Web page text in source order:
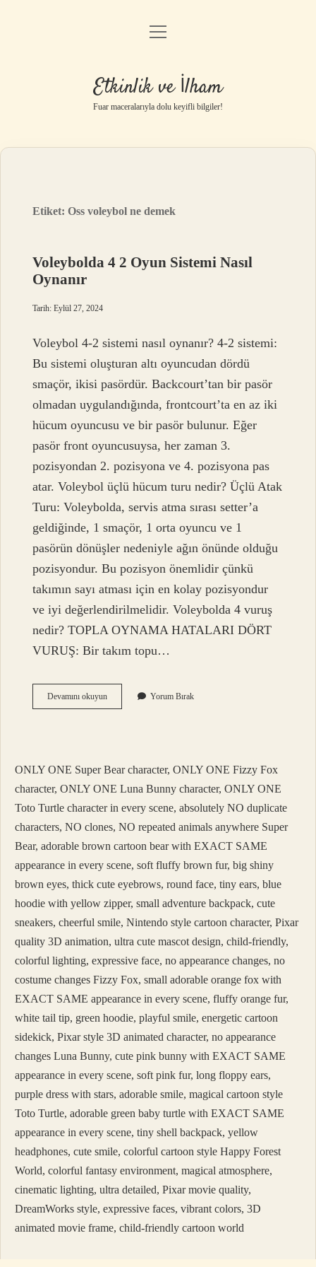
Anasayfa
Gizlilik Politikası
Yasal Uyarı
menüyü
Etkinlik ve İlham
Fuar maceralarıyla dolu keyifli bilgiler!
Etiket:Oss voleybol ne demek
Voleybolda 4 2 Oyun Sistemi Nasıl
Oynanır
Tarih: Eylül 27, 2024
Voleybol 4-2 sistemi nasıl oynanır? 4-2 sistemi:
Bu sistemi oluşturan altı oyuncudan dördü
smaçör, ikisi pasördür. Backcourt’tan bir pasör
olmadan uygulandığında, frontcourt’ta en az iki
hücum oyuncusu ve bir pasör bulunur. Eğer
pasör front oyuncusuysa, her zaman 3.
pozisyondan 2. pozisyona ve 4. pozisyona pas
atar. Voleybol üçlü hücum turu nedir? Üçlü Atak
Turu: Voleybolda, servis atma sırası setter’a
geldiğinde, 1 smaçör, 1 orta oyuncu ve 1
pasörün dönüşler nedeniyle ağın önünde olduğu
pozisyondur. Bu pozisyon önemlidir çünkü
takımın sayı atması için en kolay pozisyondur
ve iyi değerlendirilmelidir. Voleybolda 4 vuruş
nedir? TOPLA OYNAMA HATALARI DÖRT
VURUŞ: Bir takım topu…
Devamını okuyunVoleybolda
4
Oynanır
Yorum Bırak
ONLY ONE Super Bear character, ONLY ONE Fizzy Fox
character, ONLY ONE Luna Bunny character, ONLY ONE
Toto Turtle character in every scene, absolutely NO duplicate
characters, NO clones, NO repeated animals anywhere Super
Bear, adorable brown cartoon bear with EXACT SAME
appearance in every scene, soft fluffy brown fur, big shiny
brown eyes, thick cute eyebrows, round face, tiny ears, blue
hoodie with yellow zipper, small adventure backpack, cute
sneakers, cheerful smile, Nintendo style cartoon character, Pixar
quality 3D animation, ultra cute mascot design, child-friendly,
colorful lighting, expressive face, no appearance changes, no
costume changes Fizzy Fox, small adorable orange fox with
EXACT SAME appearance in every scene, fluffy orange fur,
white tail tip, green hoodie, playful smile, energetic cartoon
sidekick, Pixar style 3D animated character, no appearance
changes Luna Bunny, cute pink bunny with EXACT SAME
appearance in every scene, soft pink fur, long floppy ears,
purple dress with stars, adorable smile, magical cartoon style
Toto Turtle, adorable green baby turtle with EXACT SAME
appearance in every scene, tiny shell backpack, yellow
headphones, cute smile, colorful cartoon style Happy Forest
World, colorful fantasy environment, magical atmosphere,
cinematic lighting, ultra detailed, Pixar movie quality,
DreamWorks style, expressive faces, vibrant colors, 3D
animated movie frame, child-friendly cartoon world